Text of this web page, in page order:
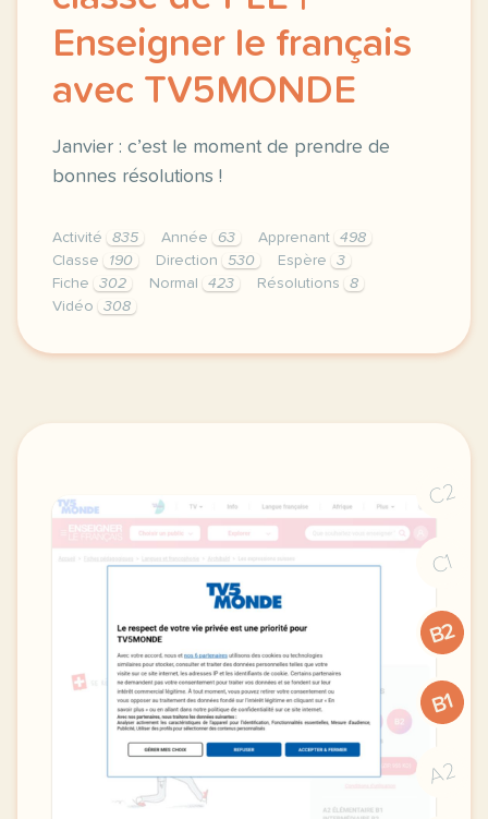
Enseigner le français
avec TV5MONDE
Janvier : c’est le moment de prendre de
bonnes résolutions !
Activité 835 Année 63 Apprenant
498
Classe
190 Direction 530 Espère
3
Fiche
302 Normal 423 Résolutions
8
Vidéo
308
didomi host didomi components button cursor
C2
C1
B2
B1
A2